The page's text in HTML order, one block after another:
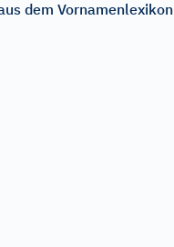
dem Vornamenlexikon